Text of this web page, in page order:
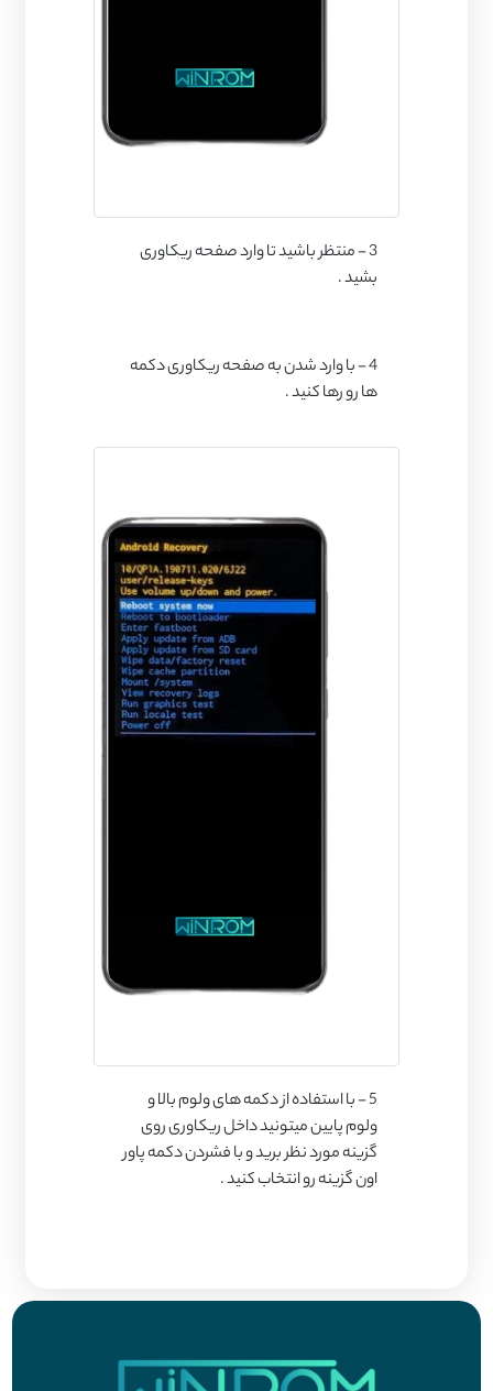
3 - منتظر باشید تا وارد صفحه ریکاوری
بشید .
4 - با وارد شدن به صفحه ریکاوری دکمه
ها رو رها کنید .
5 - با استفاده از دکمه های ولوم بالا و
ولوم پایین میتونید داخل ریکاوری روی
گزینه مورد نظر برید و با فشردن دکمه پاور
اون گزینه رو انتخاب کنید .